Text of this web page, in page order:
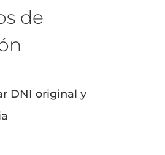
de
DNI original y